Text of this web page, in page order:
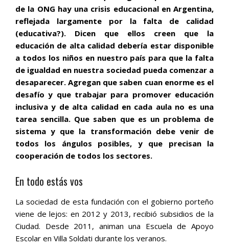
de la ONG hay una crisis educacional en Argentina,
reflejada largamente por la falta de calidad
(educativa?). Dicen que ellos creen que la
educación de alta calidad debería estar disponible
a todos los niños en nuestro país para que la falta
de igualdad en nuestra sociedad pueda comenzar a
desaparecer. Agregan que saben cuan enorme es el
desafío y que trabajar para promover educación
inclusiva y de alta calidad en cada aula no es una
tarea sencilla. Que saben que es un problema de
sistema y que la transformación debe venir de
todos los ángulos posibles, y que precisan la
cooperación de todos los sectores.
En todo estás vos
La sociedad de esta fundación con el gobierno porteño
viene de lejos: en 2012 y 2013, recibió subsidios de la
Ciudad. Desde 2011, animan una Escuela de Apoyo
Escolar en Villa Soldati durante los veranos.